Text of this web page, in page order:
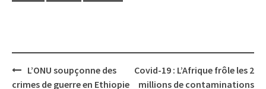
Post
navigation
L’ONU soupçonne des
crimes de guerre en Ethiopie
Covid-19 : L’Afrique frôle les 2
millions de contaminations